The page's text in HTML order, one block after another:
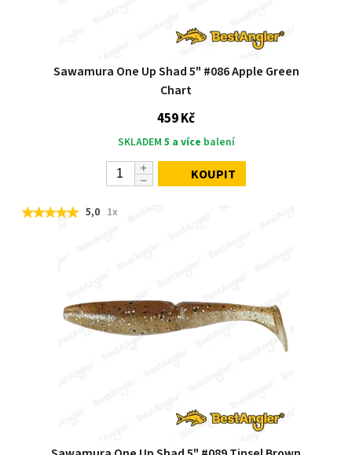
Sawamura One Up Shad 5" #086 Apple Green
Chart
459 Kč
SKLADEM 5 a více balení
KOUPIT
5,0 1x